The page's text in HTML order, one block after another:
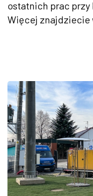
ostatnich prac przy
Więcej znajdziecie